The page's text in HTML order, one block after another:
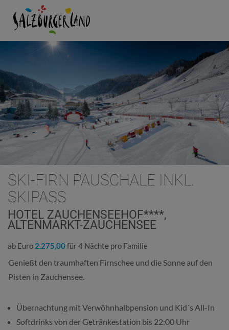
SKI-FIRN PAUSCHALE INKL.
SKIPASS
HOTEL ZAUCHENSEEHOF****,
ALTENMARKT-ZAUCHENSEE
ab Euro 2.275,00für 4 Nächte pro Familie
Genießt den traumhaften Firnschee und die Sonne auf den
Pisten in Zauchensee.
Übernachtung mit Verwöhnhalbpension und Kid´s All-In
Softdrinks von der Getränkestation bis 22:00 Uhr